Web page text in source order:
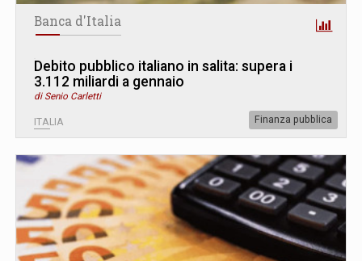
Banca d'Italia
Debito pubblico italiano in salita: supera i
3.112 miliardi a gennaio
di Senio Carletti
ITALIA Finanza pubblica